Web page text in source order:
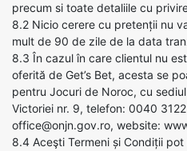
precum si toate detaliile cu
8.2 Nicio cerere cu pretenții nu
mult de 90 de zile de la data
8.3 În cazul în care clientul nu
oferită de Get’s Bet, acesta se
pentru Jocuri de Noroc, cu
Victoriei nr. 9, telefon: 0040
office@onjn.gov.ro, website:
8.4 Aceşti Termeni și Condiții